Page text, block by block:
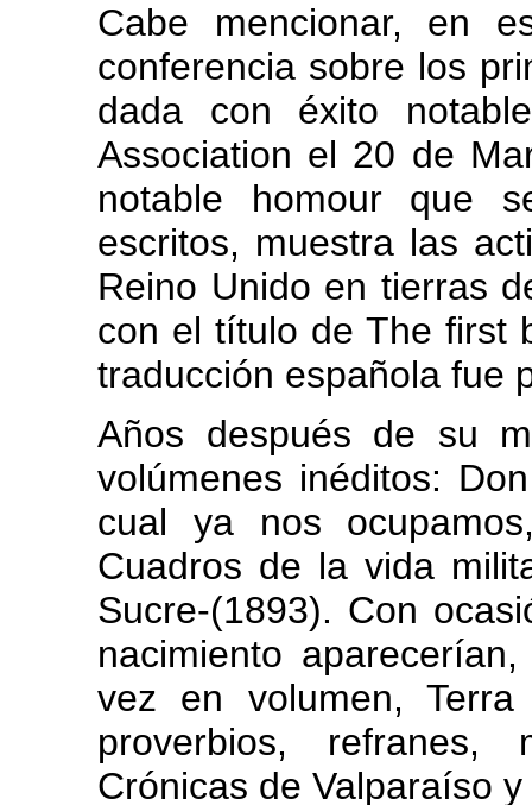
Cabe mencionar, en
conferencia sobre los
dada con éxito
Association el 20 de
notable homour que
escritos, muestra las
Reino Unido en tierras
con el título de The first
traducción española fue
Años después de su
volúmenes inéditos:
cual ya nos
Cuadros de la vida
Sucre-(1893). Con
nacimiento
vez en volumen,
proverbios, refranes,
Crónicas de Valparaíso